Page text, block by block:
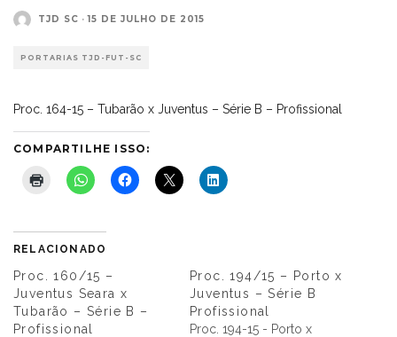
TJD SC · 15 DE JULHO DE 2015
PORTARIAS TJD-FUT-SC
Proc. 164-15 – Tubarão x Juventus – Série B – Profissional
COMPARTILHE ISSO:
RELACIONADO
Proc. 160/15 –
Juventus Seara x
Tubarão – Série B –
Profissional
Proc. 194/15 – Porto x
Juventus – Série B
Profissional
Proc. 194-15 - Porto x